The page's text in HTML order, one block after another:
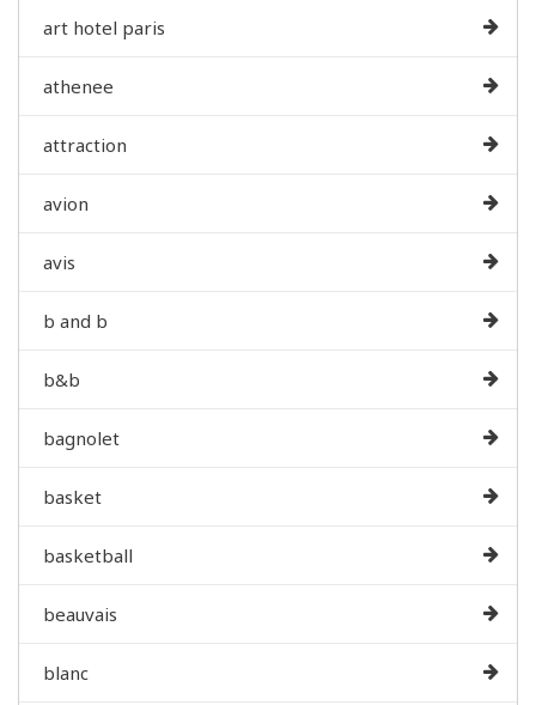
art hotel paris
athenee
attraction
avion
avis
b and b
b&b
bagnolet
basket
basketball
beauvais
blanc